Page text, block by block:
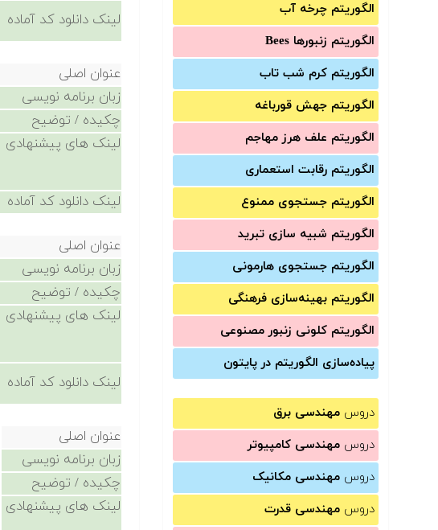
الگوریتم چرخه آب
الگوریتم زنبورها Bees
الگوریتم کرم شب تاب
الگوریتم جهش قورباغه
الگوریتم علف هرز مهاجم
الگوریتم رقابت استعماری
الگوریتم جستجوی ممنوع
الگوریتم شبیه سازی تبرید
الگوریتم جستجوی هارمونی
الگوریتم بهینه‌سازی فرهنگی
الگوریتم کلونی زنبور مصنوعی
پیاده‌سازی الگوریتم در پایتون
دروس مهندسی برق
دروس مهندسی کامپیوتر
دروس مهندسی مکانیک
دروس مهندسی قدرت
لینک دانلود کد آماده
عنوان اصلی
زبان برنامه نویسی
چکیده / توضیح
لینک های پیشنهادی
لینک دانلود کد آماده
عنوان اصلی
زبان برنامه نویسی
چکیده / توضیح
لینک های پیشنهادی
لینک دانلود کد آماده
عنوان اصلی
زبان برنامه نویسی
چکیده / توضیح
لینک های پیشنهادی